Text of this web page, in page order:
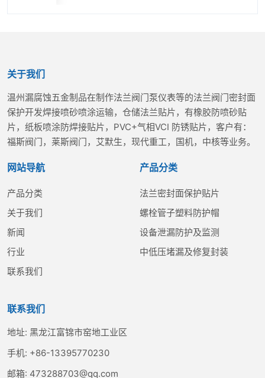
关于我们
温州漏腐蚀五金制品在制作法兰阀门泵仪表等的法兰阀门密封面
保护开发焊接喷砂喷涂运输，仓储法兰贴片，有橡胶防喷砂贴
片，纸板喷涂防焊接贴片，PVC+气相VCI 防锈贴片，客户有：
福斯阀门，莱斯阀门，艾默生，现代重工，国机，中核等业务。
网站导航
产品分类
关于我们
新闻
行业
联系我们
产品分类
法兰密封面保护贴片
螺栓管子塑料防护帽
设备泄漏防护及监测
中低压堵漏及修复封装
联系我们
地址: 黑龙江富锦市窑地工业区
手机: +86-13395770230
邮箱: 473288703@qq.com